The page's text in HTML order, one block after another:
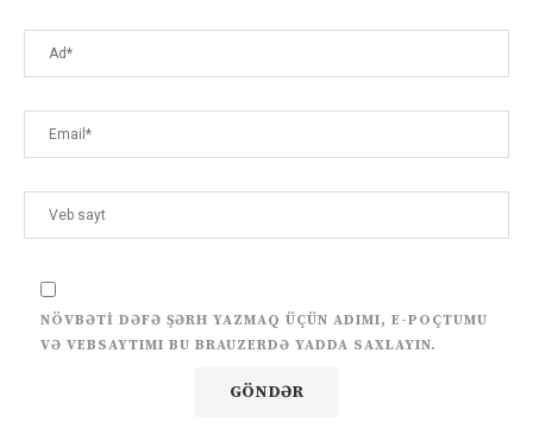
NÖVBƏTI DƏFƏ ŞƏRH YAZMAQ ÜÇÜN ADIMI, E-POÇTUMU
VƏ VEBSAYTIMI BU BRAUZERDƏ YADDA SAXLAYIN.